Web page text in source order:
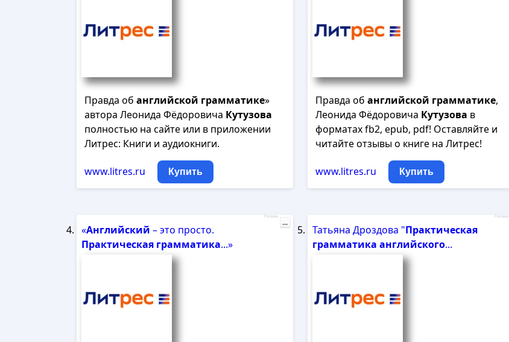
Правда об английской грамматике»
автора Леонида Фёдоровича Кутузова
полностью на сайте или в приложении
Литрес: Книги и аудиокниги.
www.litres.ru Купить
Правда об английской грамматике,
Леонида Фёдоровича Кутузова в
форматах fb2, epub, pdf! Оставляйте и
читайте отзывы о книге на Литрес!
www.litres.ru Купить
«Английский – это просто.
Практическая грамматика...»
Реклама
...
Татьяна Дроздова "Практическая
грамматика английского...
Реклама